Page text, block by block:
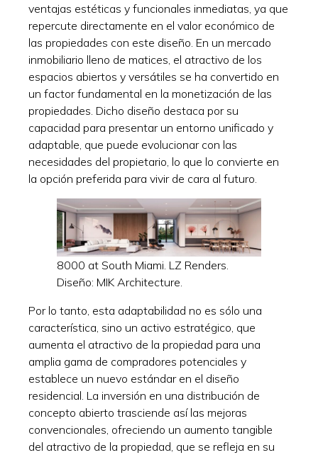
ventajas estéticas y funcionales inmediatas, ya que
repercute directamente en el valor económico de
las propiedades con este diseño. En un mercado
inmobiliario lleno de matices, el atractivo de los
espacios abiertos y versátiles se ha convertido en
un factor fundamental en la monetización de las
propiedades. Dicho diseño destaca por su
capacidad para presentar un entorno unificado y
adaptable, que puede evolucionar con las
necesidades del propietario, lo que lo convierte en
la opción preferida para vivir de cara al futuro.
8000 at South Miami. LZ Renders.
Diseño: MIK Architecture.
Por lo tanto, esta adaptabilidad no es sólo una
característica, sino un activo estratégico, que
aumenta el atractivo de la propiedad para una
amplia gama de compradores potenciales y
establece un nuevo estándar en el diseño
residencial. La inversión en una distribución de
concepto abierto trasciende así las mejoras
convencionales, ofreciendo un aumento tangible
del atractivo de la propiedad, que se refleja en su